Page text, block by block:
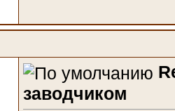
заводчиком